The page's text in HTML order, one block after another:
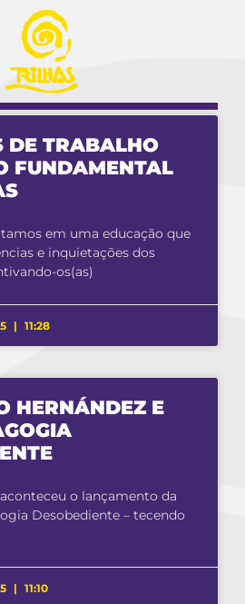
DE TRABALHO
FUNDAMENTAL
em uma educação que
e inquietações dos
os(as)
11:28
HERNÁNDEZ E
o lançamento da
Desobediente – tecendo
11:10